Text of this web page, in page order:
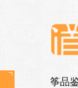
筝品